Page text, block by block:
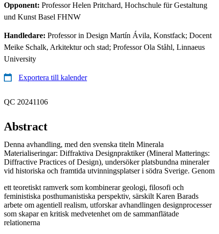
Opponent: Professor Helen Pritchard, Hochschule für Gestaltung
und Kunst Basel FHNW
Handledare: Professor in Design Martín Ávila, Konstfack; Docent
Meike Schalk, Arkitektur och stad; Professor Ola Ståhl, Linnaeus
University
Exportera till kalender
QC 20241106
Abstract
Denna avhandling, med den svenska titeln Minerala
Materialiseringar: Diffraktiva Designpraktiker (Mineral Matterings:
Diffractive Practices of Design), undersöker platsbundna mineraler
vid historiska och framtida utvinningsplatser i södra Sverige. Genom
ett teoretiskt ramverk som kombinerar geologi, filosofi och
feministiska posthumanistiska perspektiv, särskilt Karen Barads
arbete om agentiell realism, utforskar avhandlingen designprocesser
som skapar en kritisk medvetenhet om de sammanflätade
relationerna